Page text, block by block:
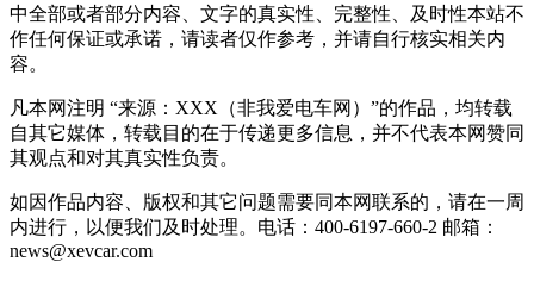
中全部或者部分内容、文字的真实性、完整性、及时性本站不
作任何保证或承诺，请读者仅作参考，并请自行核实相关内
容。
凡本网注明 “来源：XXX（非我爱电车网）”的作品，均转载
自其它媒体，转载目的在于传递更多信息，并不代表本网赞同
其观点和对其真实性负责。
如因作品内容、版权和其它问题需要同本网联系的，请在一周
内进行，以便我们及时处理。电话：400-6197-660-2 邮箱：
news@xevcar.com